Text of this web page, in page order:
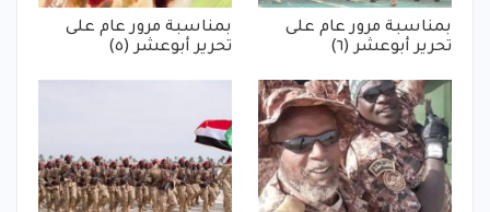
بمناسبة مرور عام على
تحرير أبوعشر (٦)
بمناسبة مرور عام على
تحرير أبوعشر (٥)